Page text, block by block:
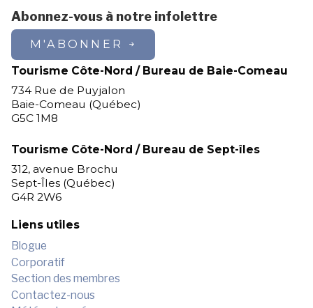
Abonnez-vous à notre infolettre
M'ABONNER
Tourisme Côte-Nord / Bureau de Baie-Comeau
734 Rue de Puyjalon
Baie-Comeau (Québec)
G5C 1M8
Tourisme Côte-Nord / Bureau de Sept-îles
312, avenue Brochu
Sept-Îles (Québec)
G4R 2W6
Liens utiles
Blogue
Corporatif
Section des membres
Contactez-nous